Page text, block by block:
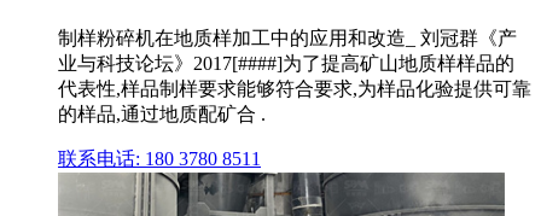
制样粉碎机在地质样加工中的应用和改造_ 刘冠群《产
业与科技论坛》2017[####]为了提高矿山地质样样品的
代表性,样品制样要求能够符合要求,为样品化验提供可靠
的样品,通过地质配矿合 .
联系电话: 180 3780 8511